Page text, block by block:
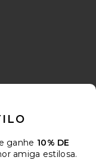
ganhe 10% DE
amiga estilosa.